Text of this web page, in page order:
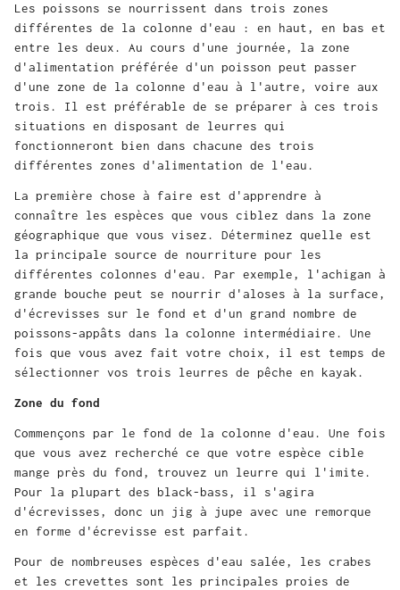
Les poissons se nourrissent dans trois zones
différentes de la colonne d'eau : en haut, en bas et
entre les deux. Au cours d'une journée, la zone
d'alimentation préférée d'un poisson peut passer
d'une zone de la colonne d'eau à l'autre, voire aux
trois. Il est préférable de se préparer à ces trois
situations en disposant de leurres qui
fonctionneront bien dans chacune des trois
différentes zones d'alimentation de l'eau.
La première chose à faire est d'apprendre à
connaître les espèces que vous ciblez dans la zone
géographique que vous visez. Déterminez quelle est
la principale source de nourriture pour les
différentes colonnes d'eau. Par exemple, l'achigan à
grande bouche peut se nourrir d'aloses à la surface,
d'écrevisses sur le fond et d'un grand nombre de
poissons-appâts dans la colonne intermédiaire. Une
fois que vous avez fait votre choix, il est temps de
sélectionner vos trois leurres de pêche en kayak.
Zone du fond
Commençons par le fond de la colonne d'eau. Une fois
que vous avez recherché ce que votre espèce cible
mange près du fond, trouvez un leurre qui l'imite.
Pour la plupart des black-bass, il s'agira
d'écrevisses, donc un jig à jupe avec une remorque
en forme d'écrevisse est parfait.
Pour de nombreuses espèces d'eau salée, les crabes
et les crevettes sont les principales proies de